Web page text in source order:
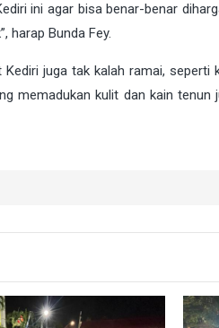
ini agar bisa benar-benar
harap Bunda Fey.
juga tak kalah ramai, seperti
memadukan kulit dan kain tenun